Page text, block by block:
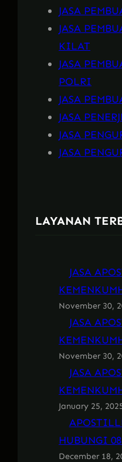
JASA
JASA
KILAT
JASA
POLRI
JASA
JASA
JASA
JASA
LAYANAN
JASA
November 30,
JASA
November 30,
JASA
January 25,
HUBUNGI
December 18,